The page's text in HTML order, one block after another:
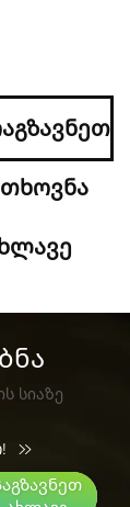
სიაზე